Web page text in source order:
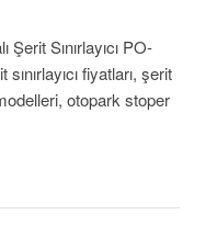
Şerit Sınırlayıcı PO-
fiyatları, şerit
otopark stoper